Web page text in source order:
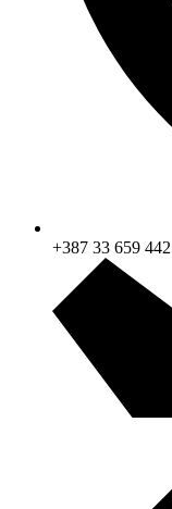
+387 33 659 442